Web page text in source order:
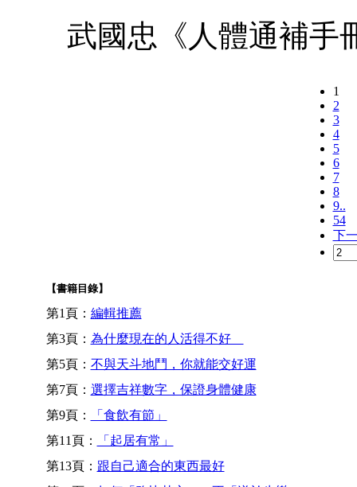
武國忠《人體通補手
1
2
3
4
5
6
7
8
9..
54
下
【書籍目錄】
第1頁： 編輯推薦
第3頁： 為什麼現在的人活得不好
第5頁： 不與天斗地鬥，你就能交好運
第7頁： 選擇吉祥數字，保證身體健康
第9頁：
「食飲有節」
第11頁：
「起居有常」
第13頁： 跟自己適合的東西最好